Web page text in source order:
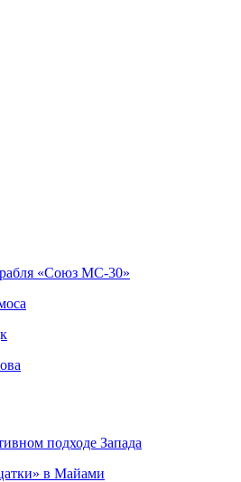
«Союз МС-30»
подходе Запада
в Майами